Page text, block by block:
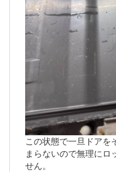
この状態で一旦ドアを
まらないので無理にロ
せん。